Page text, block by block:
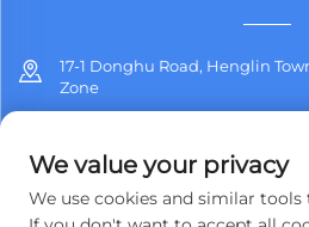
17-1 Donghu Road, Henglin
Zone
[email protected]
We value your privacy
We use cookies and similar